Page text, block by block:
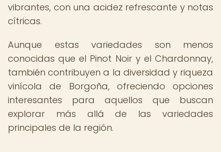
vibrantes, con una acidez refrescante y notas
cítricas.
Aunque estas variedades son menos
conocidas que el Pinot Noir y el Chardonnay,
también contribuyen a la diversidad y riqueza
vinícola de Borgoña, ofreciendo opciones
interesantes para aquellos que buscan
explorar más allá de las variedades
principales de la región.